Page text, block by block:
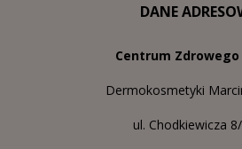
DANE
Centrum Zdrowego
Dermokosmetyki
ul. Chodkiewicza